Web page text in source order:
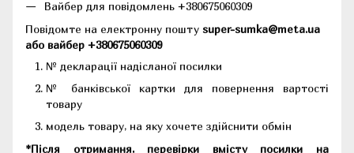
Вайбер для повідомлень +380675060309
Повідомте на електронну пошту super-sumka@meta.ua
або вайбер +380675060309
№ декларації надісланої посилки
№ банківської картки для повернення вартості
товару
модель товару, на яку хочете здійснити обмін
*Після отримання, перевірки вмісту посилки на